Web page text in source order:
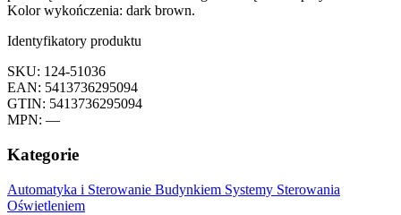
Kolor wykończenia: dark brown.
Identyfikatory produktu
SKU: 124-51036
EAN: 5413736295094
GTIN: 5413736295094
MPN: —
Kategorie
Automatyka i Sterowanie Budynkiem Systemy Sterowania
Oświetleniem